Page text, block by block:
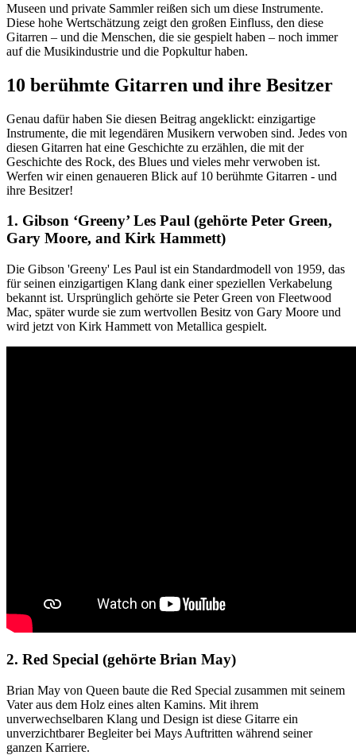
Museen und private Sammler reißen sich um diese Instrumente.
Diese hohe Wertschätzung zeigt den großen Einfluss, den diese
Gitarren – und die Menschen, die sie gespielt haben – noch immer
auf die Musikindustrie und die Popkultur haben.
10 berühmte Gitarren und ihre Besitzer
Genau dafür haben Sie diesen Beitrag angeklickt: einzigartige
Instrumente, die mit legendären Musikern verwoben sind. Jedes von
diesen Gitarren hat eine Geschichte zu erzählen, die mit der
Geschichte des Rock, des Blues und vieles mehr verwoben ist.
Werfen wir einen genaueren Blick auf 10 berühmte Gitarren - und
ihre Besitzer!
1. Gibson ‘Greeny’ Les Paul (gehörte Peter Green,
Gary Moore, and Kirk Hammett)
Die Gibson 'Greeny' Les Paul ist ein Standardmodell von 1959, das
für seinen einzigartigen Klang dank einer speziellen Verkabelung
bekannt ist. Ursprünglich gehörte sie Peter Green von Fleetwood
Mac, später wurde sie zum wertvollen Besitz von Gary Moore und
wird jetzt von Kirk Hammett von Metallica gespielt.
2. Red Special (gehörte Brian May)
Brian May von Queen baute die Red Special zusammen mit seinem
Vater aus dem Holz eines alten Kamins. Mit ihrem
unverwechselbaren Klang und Design ist diese Gitarre ein
unverzichtbarer Begleiter bei Mays Auftritten während seiner
ganzen Karriere.